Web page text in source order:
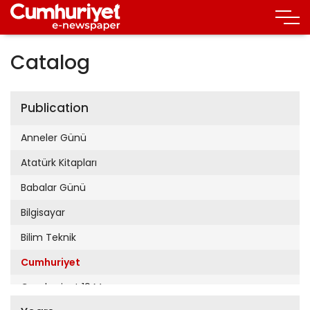
Catalog
Publication
Anneler Günü
Atatürk Kitapları
Babalar Günü
Bilgisayar
Bilim Teknik
Cumhuriyet
Cumhuriyet 19 Mayıs